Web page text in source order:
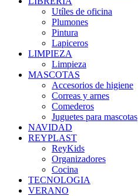
Utíles de oficina
Plumones
Pintura
Lapiceros
LIMPIEZA
Limpieza
MASCOTAS
Accesorios de higiene
Correas y arnes
Comederos
Juguetes para mascotas
NAVIDAD
REYPLAST
ReyKids
Organizadores
Cocina
TECNOLOGIA
VERANO